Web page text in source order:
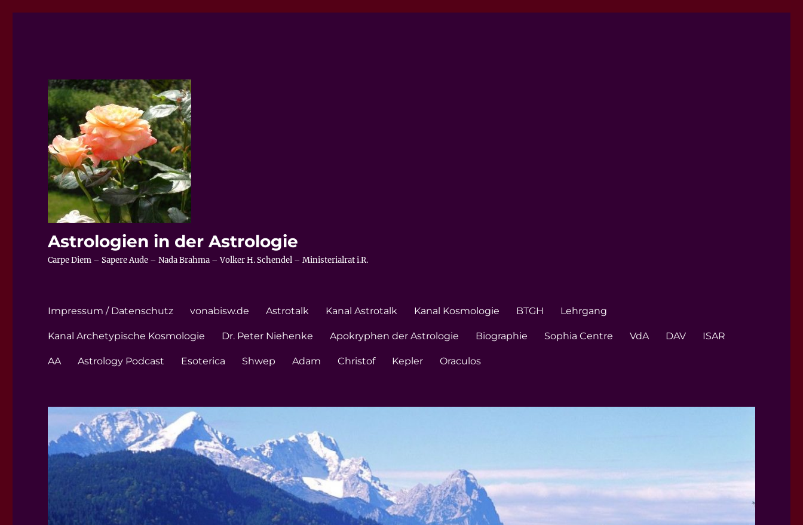
Astrologien in der Astrologie
Carpe Diem – Sapere Aude – Nada Brahma – Volker H. Schendel – Ministerialrat i.R.
Impressum / Datenschutz vonabisw.de Astrotalk Kanal Astrotalk Kanal Kosmologie BTGH Lehrgang
Kanal Archetypische Kosmologie Dr. Peter Niehenke Apokryphen der Astrologie Biographie Sophia Centre VdA DAV ISAR
AA Astrology Podcast Esoterica Shwep Adam Christof Kepler Oraculos